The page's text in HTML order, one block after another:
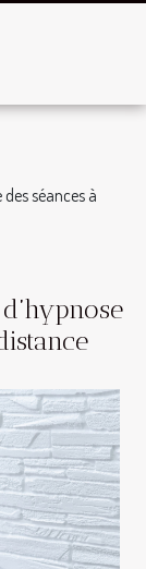
séances à